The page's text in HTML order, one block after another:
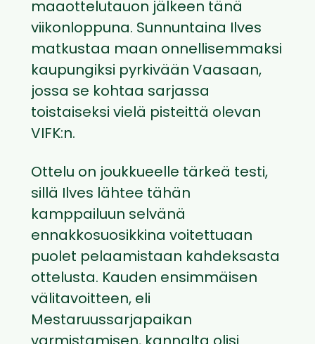
maaottelutauon jälkeen tänä
viikonloppuna. Sunnuntaina Ilves
matkustaa maan onnellisemmaksi
kaupungiksi pyrkivään Vaasaan,
jossa se kohtaa sarjassa
toistaiseksi vielä pisteittä olevan
VIFK:n.
Ottelu on joukkueelle tärkeä testi,
sillä Ilves lähtee tähän
kamppailuun selvänä
ennakkosuosikkina voitettuaan
puolet pelaamistaan kahdeksasta
ottelusta. Kauden ensimmäisen
välitavoitteen, eli
Mestaruussarjapaikan